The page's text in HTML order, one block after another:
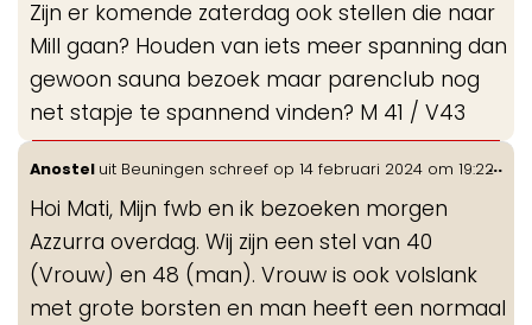
Zijn er komende zaterdag ook stellen die naar
Mill gaan? Houden van iets meer spanning dan
gewoon sauna bezoek maar parenclub nog
net stapje te spannend vinden? M 41 / V43
Anostel uit Beuningen schreef op 14 februari 2024 om 19:22
Hoi Mati, Mijn fwb en ik bezoeken morgen
Azzurra overdag. Wij zijn een stel van 40
(Vrouw) en 48 (man). Vrouw is ook volslank
met grote borsten en man heeft een normaal
...